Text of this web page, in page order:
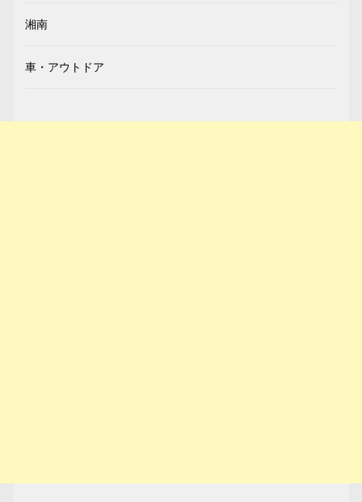
湘南
車・アウトドア